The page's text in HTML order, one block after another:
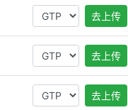
去上传
去上传
去上传